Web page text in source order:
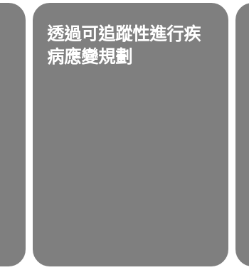
透過可追蹤性進行疾
病應變規劃